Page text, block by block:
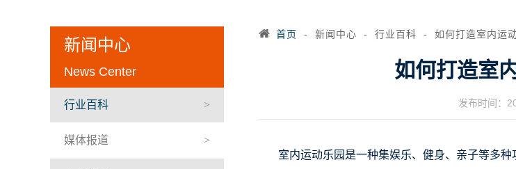
新闻中心
News Center
行业百科
媒体报道
首页 新闻中心 行业百科 如何打造室内运
如何打造室
发布时间：
室内运动乐园是一种集娱乐、健身、亲子等多